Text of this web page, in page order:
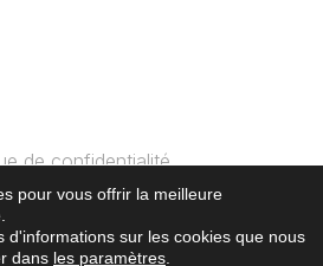
de confidentialité
Tous Droits Réservés.
pour vous offrir la meilleure
d'informations sur les cookies que nous
dans les paramètres